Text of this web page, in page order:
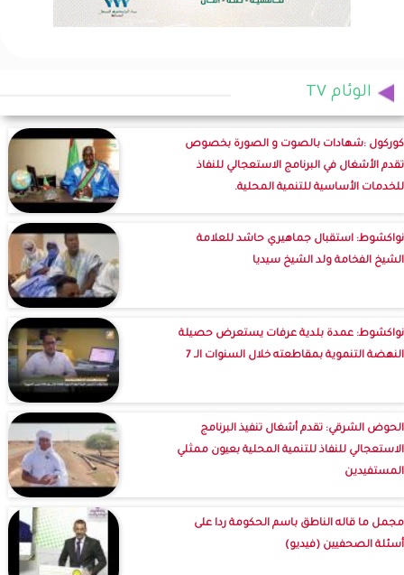
الوئام TV
كوركول :شهادات بالصوت و الصورة بخصوص
تقدم الأشغال في البرنامج الاستعجالي للنفاذ
للخدمات الأساسية للتنمية المحلية.
نواكشوط: استقبال جماهيري حاشد للعلامة
الشيخ الفخامة ولد الشيخ سيديا
نواكشوط: عمدة بلدية عرفات يستعرض حصيلة
النهضة التنموية بمقاطعته خلال السنوات الـ 7
الحوض الشرقي: تقدم أشغال تنفيذ البرنامج
الاستعجالي للنفاذ للتنمية المحلية بعيون ممثلي
المستفيدين
مجمل ما قاله الناطق باسم الحكومة ردا على
أسئلة الصحفيين (فيديو)